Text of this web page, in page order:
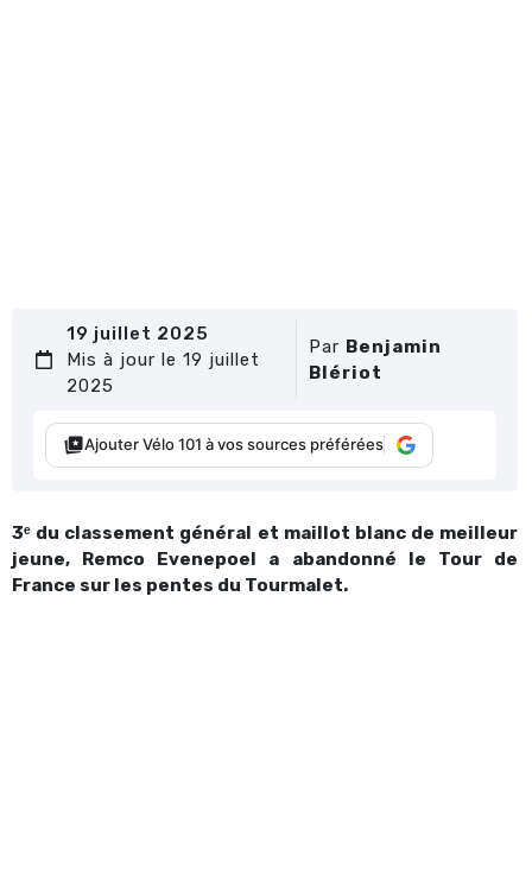
19 juillet 2025
Mis à jour le 19 juillet
2025
Par Benjamin
Blériot
Ajouter Vélo 101 à vos sources préférées
3ᵉ du classement général et maillot blanc de meilleur
jeune, Remco Evenepoel a abandonné le Tour de
France sur les pentes du Tourmalet.